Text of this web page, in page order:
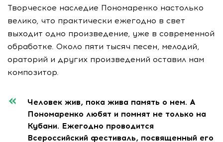
Творческое наследие Пономаренко настолько
велико, что практически ежегодно в свет
выходит одно произведение, уже в современной
обработке. Около пяти тысяч песен, мелодий,
ораторий и других произведений оставил нам
композитор.
Человек жив, пока жива память о нем. А
Пономаренко любят и помнят не только на
Кубани. Ежегодно проводится
Всероссийский фестиваль, посвященный его